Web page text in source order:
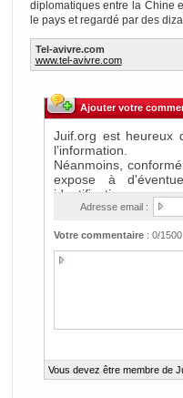
diplomatiques entre la Chine
le pays et regardé par des
Tel-avivre.com
www.tel-avivre.com
Ajouter votre
Adresse email :
Votre commentaire: 0/
Vous devez être membre de